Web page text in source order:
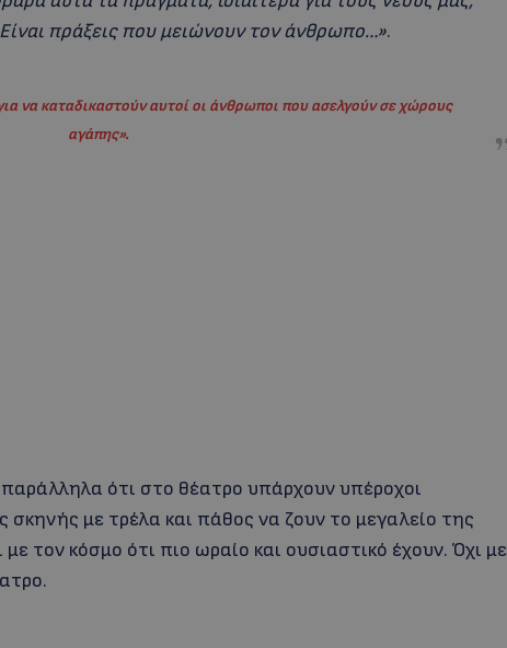
πράξεις που μειώνουν τον άνθρωπο…».
να καταδικαστούν αυτοί οι άνθρωποι που ασελγούν σε χώρους
αγάπης».
ότι στο θέατρο υπάρχουν υπέροχοι
με τρέλα και πάθος να ζουν το μεγαλείο της
τον κόσμο ότι πιο ωραίο και ουσιαστικό έχουν. Όχι με